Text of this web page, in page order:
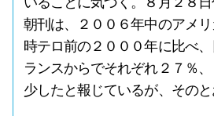
朝刊は、２００６年中のアメ
時テロ前の２０００年に比べ
ランスからでそれぞれ２７％
少したと報じているが、そのと